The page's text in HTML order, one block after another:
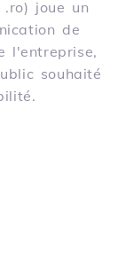
joue un
de
l'entreprise,
souhaité